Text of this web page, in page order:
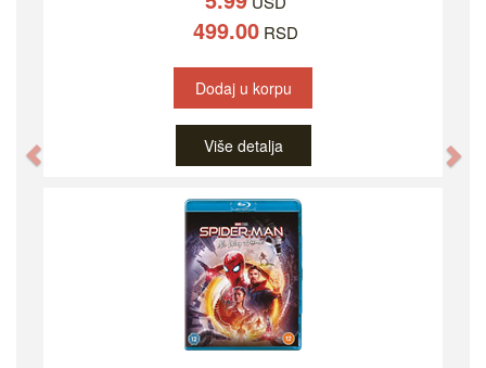
499.00 RSD
Dodaj u korpu
Više detalja